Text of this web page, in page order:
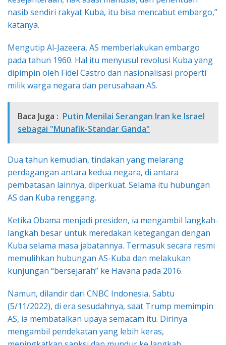
nasib sendiri rakyat Kuba, itu bisa mencabut embargo,”
katanya.
Mengutip Al-Jazeera, AS memberlakukan embargo
pada tahun 1960. Hal itu menyusul revolusi Kuba yang
dipimpin oleh Fidel Castro dan nasionalisasi properti
milik warga negara dan perusahaan AS.
Baca Juga : Putin Menilai Serangan Iran ke Israel
sebagai "Munafik-Standar Ganda"
Dua tahun kemudian, tindakan yang melarang
perdagangan antara kedua negara, di antara
pembatasan lainnya, diperkuat. Selama itu hubungan
AS dan Kuba renggang.
Ketika Obama menjadi presiden, ia mengambil langkah-
langkah besar untuk meredakan ketegangan dengan
Kuba selama masa jabatannya. Termasuk secara resmi
memulihkan hubungan AS-Kuba dan melakukan
kunjungan “bersejarah” ke Havana pada 2016.
Namun, dilandir dari CNBC Indonesia, Sabtu
(5/11/2022), di era sesudahnya, saat Trump memimpin
AS, ia membatalkan upaya semacam itu. Dirinya
mengambil pendekatan yang lebih keras,